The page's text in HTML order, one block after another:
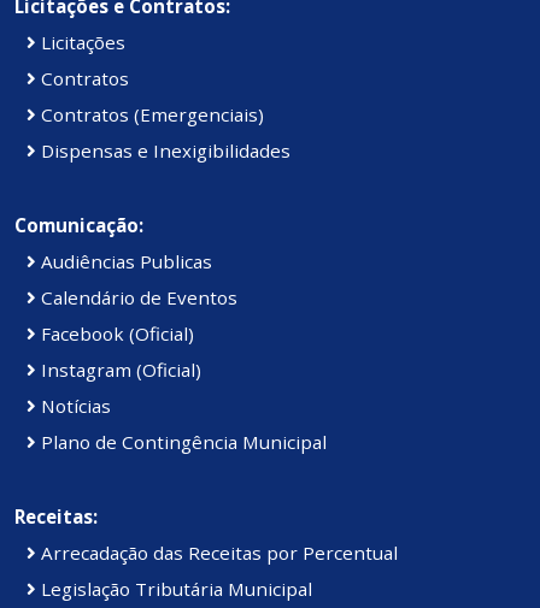
Licitações e Contratos:
Licitações
Contratos
Contratos (Emergenciais)
Dispensas e Inexigibilidades
Comunicação:
Audiências Publicas
Calendário de Eventos
Facebook (Oficial)
Instagram (Oficial)
Notícias
Plano de Contingência Municipal
Receitas:
Arrecadação das Receitas por Percentual
Legislação Tributária Municipal